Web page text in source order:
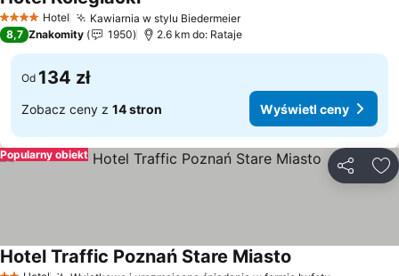
4 KategoriaHotel Kawiarnia w stylu BiedermeierWyświetl ceny
Wyświetl ceny
8,7 Znakomity 1950 2.6 km do: Rataje
Od 134 zł
Zobacz ceny z 14 stron Wyświetl ceny
Popularny obiekt
Hotel Traffic Poznań Stare Miasto